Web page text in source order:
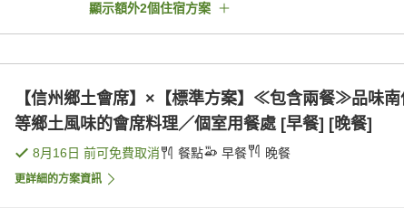
顯示額外2個住宿方案
【信州鄉土會席】×【標準方案】≪包含兩餐≫品味南
等鄉土風味的會席料理／個室用餐處 [早餐] [晚餐]
8月16日 前可免費取消 餐點 早餐 晚餐
更詳細的方案資訊